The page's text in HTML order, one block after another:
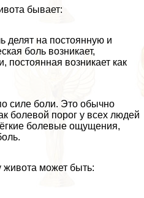
бывает:
делят на постоянную и
боль возникает,
постоянная возникает как
силе боли. Это обычно
болевой порог у всех людей
болевые ощущения,
живота может быть: